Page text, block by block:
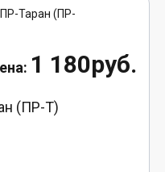
1 180руб.
(ПР-Т)